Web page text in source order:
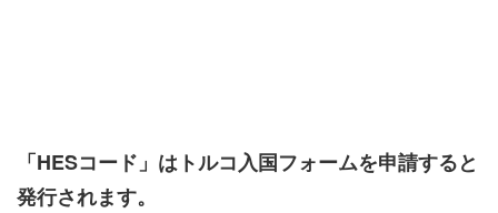
「HESコード」はトルコ入国フォームを申請すると
発行されます。